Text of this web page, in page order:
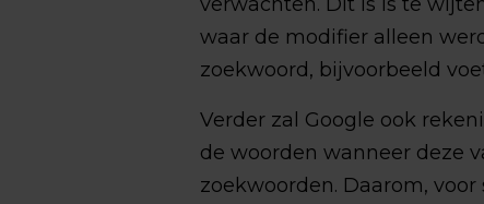
waar de modifier alleen
zoekwoord, bijvoorbeeld
Verder zal Google ook
de woorden wanneer deze
zoekwoorden. Daarom,